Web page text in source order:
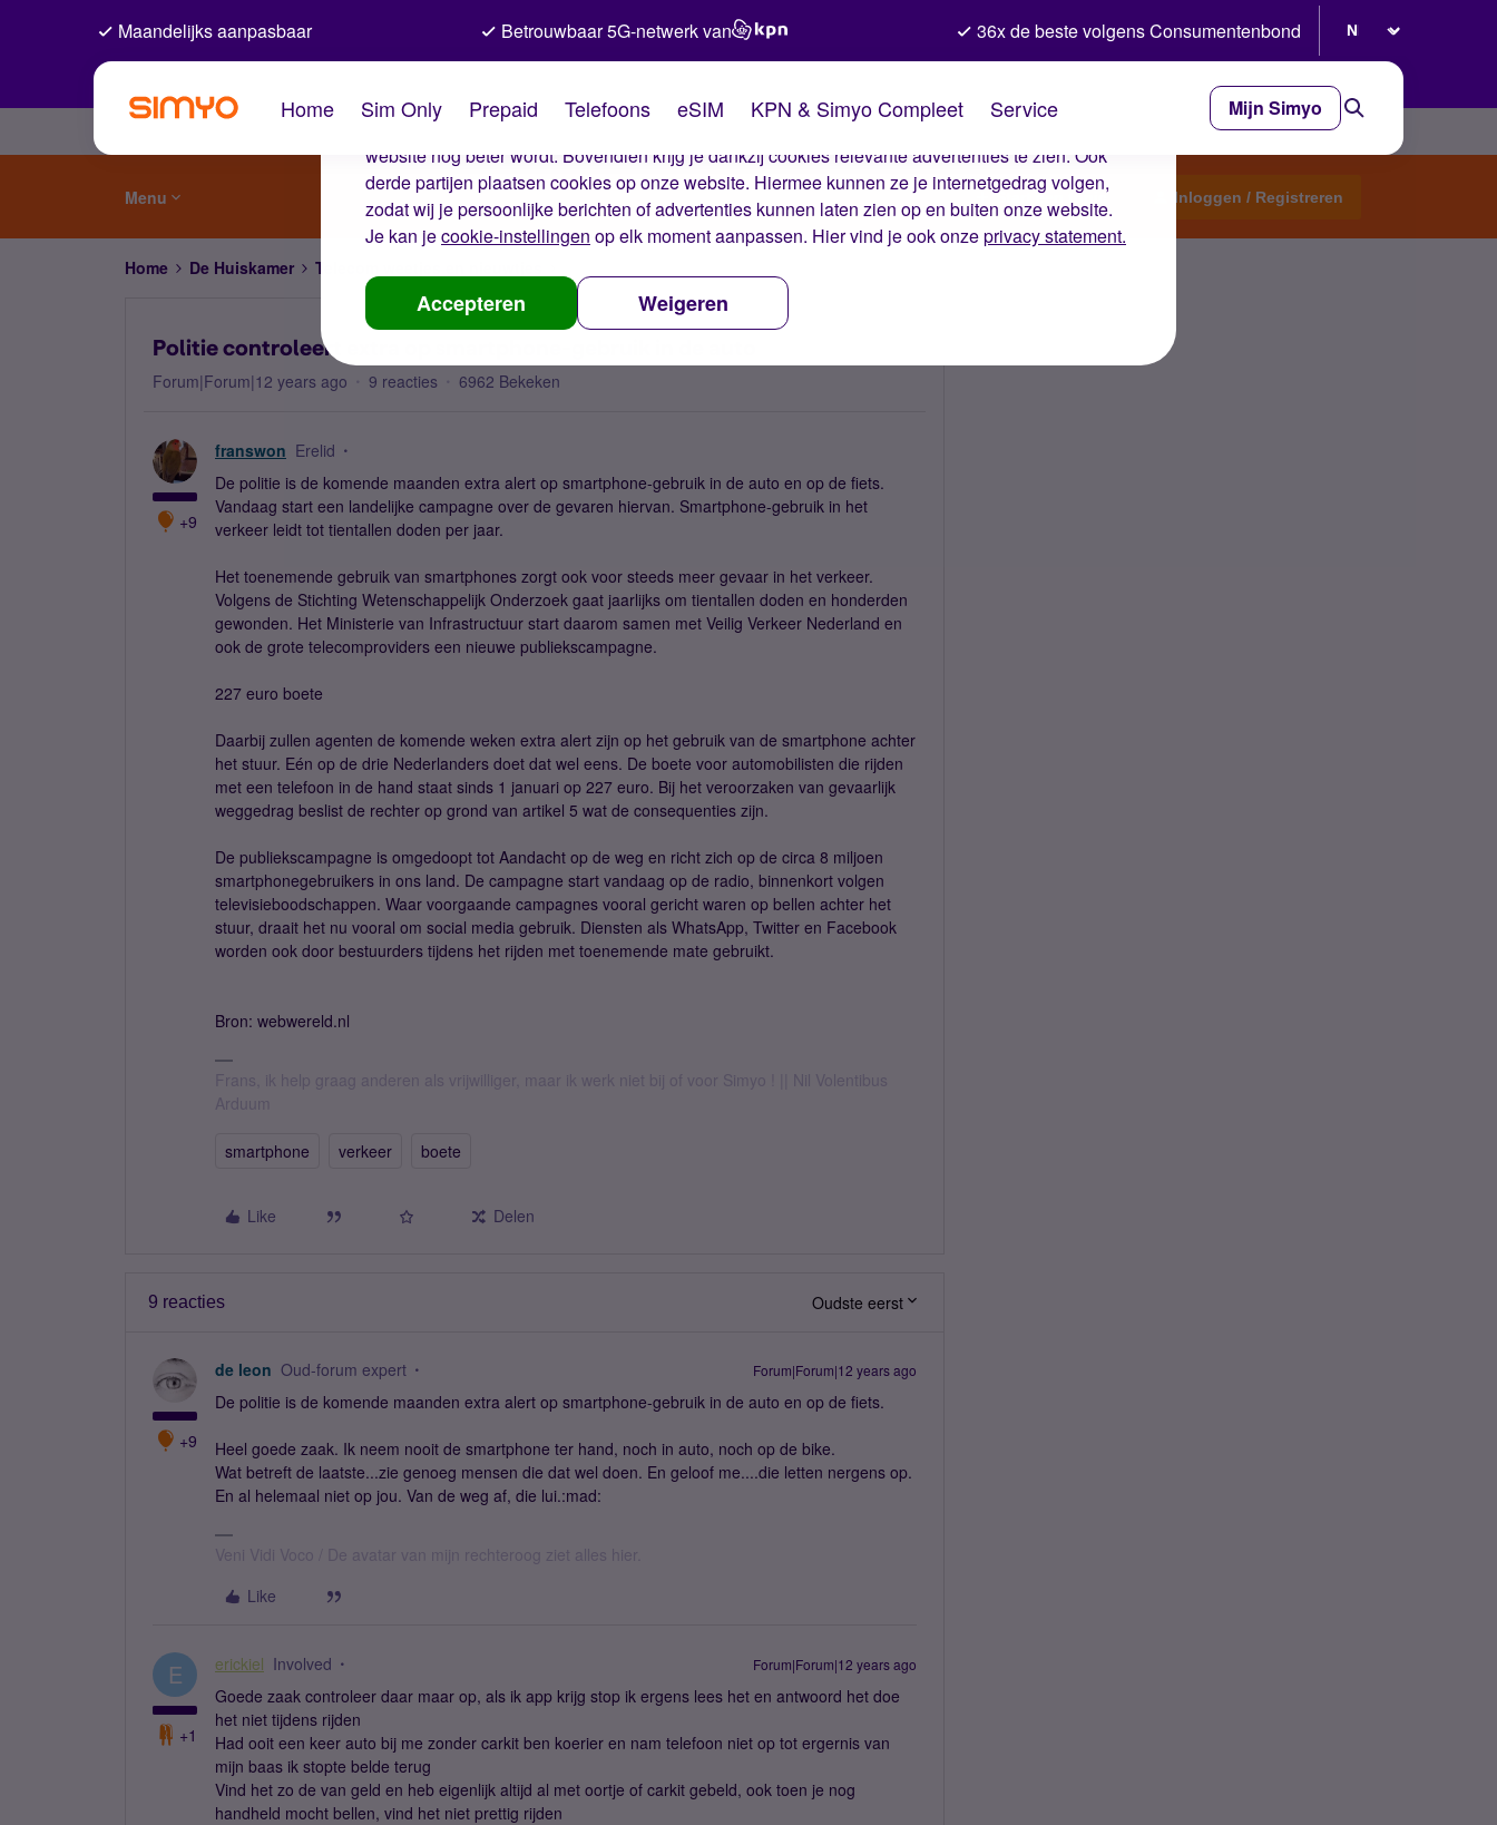
De cookies van Simyo
Wij gebruiken cookies op onze website. Met deze cookies zorgen wij ervoor dat je ervaring op de
website nog beter wordt. Bovendien krijg je dankzij cookies relevante advertenties te zien. Ook
derde partijen plaatsen cookies op onze website. Hiermee kunnen ze je internetgedrag volgen,
zodat wij je persoonlijke berichten of advertenties kunnen laten zien op en buiten onze website.
Je kan jecookie-instellingen op elk moment aanpassen. Hier vind je ook onzeprivacy statement.
Accepteren Weigeren
Maandelijks aanpasbaar Betrouwbaar 5G-netwerk van 36x de beste volgens Consumentenbond
Home Sim Only Prepaid Telefoons eSIM KPN & Simyo Compleet Service Mijn Simyo
Menu Start een topic Inloggen / Registreren
Home De Huiskamer Telecom weetjes en nieuwtjes
Politie controleert extra op smartphone-gebruik in de auto
Forum|Forum|12 years ago 9 reacties 6962 Bekeken
+9
franswon Erelid
De politie is de komende maanden extra alert op smartphone-gebruik in de auto en op de fiets.
Vandaag start een landelijke campagne over de gevaren hiervan. Smartphone-gebruik in het
verkeer leidt tot tientallen doden per jaar.
Het toenemende gebruik van smartphones zorgt ook voor steeds meer gevaar in het verkeer.
Volgens de Stichting Wetenschappelijk Onderzoek gaat jaarlijks om tientallen doden en honderden
gewonden. Het Ministerie van Infrastructuur start daarom samen met Veilig Verkeer Nederland en
ook de grote telecomproviders een nieuwe publiekscampagne.
227 euro boete
Daarbij zullen agenten de komende weken extra alert zijn op het gebruik van de smartphone achter
het stuur. Eén op de drie Nederlanders doet dat wel eens. De boete voor automobilisten die rijden
met een telefoon in de hand staat sinds 1 januari op 227 euro. Bij het veroorzaken van gevaarlijk
weggedrag beslist de rechter op grond van artikel 5 wat de consequenties zijn.
De publiekscampagne is omgedoopt tot Aandacht op de weg en richt zich op de circa 8 miljoen
smartphonegebruikers in ons land. De campagne start vandaag op de radio, binnenkort volgen
televisieboodschappen. Waar voorgaande campagnes vooral gericht waren op bellen achter het
stuur, draait het nu vooral om social media gebruik. Diensten als WhatsApp, Twitter en Facebook
worden ook door bestuurders tijdens het rijden met toenemende mate gebruikt.
Bron: webwereld.nl
Frans, ik help graag anderen als vrijwilliger, maar ik werk niet bij of voor Simyo ! || Nil Volentibus
Arduum
smartphone verkeer boete
Like Delen
9 reacties Oudste eerst
+9
de leon Oud-forum expert Forum|Forum|12 years ago
De politie is de komende maanden extra alert op smartphone-gebruik in de auto en op de fiets.
Heel goede zaak. Ik neem nooit de smartphone ter hand, noch in auto, noch op de bike.
Wat betreft de laatste...zie genoeg mensen die dat wel doen. En geloof me....die letten nergens op.
En al helemaal niet op jou. Van de weg af, die lui.:mad:
Veni Vidi Voco / De avatar van mijn rechteroog ziet alles hier.
Like
E
+1
erickiel Involved Forum|Forum|12 years ago
Goede zaak controleer daar maar op, als ik app krijg stop ik ergens lees het en antwoord het doe
het niet tijdens rijden
Had ooit een keer auto bij me zonder carkit ben koerier en nam telefoon niet op tot ergernis van
mijn baas ik stopte belde terug
Vind het zo de van geld en heb eigenlijk altijd al met oortje of carkit gebeld, ook toen je nog
handheld mocht bellen, vind het niet prettig rijden